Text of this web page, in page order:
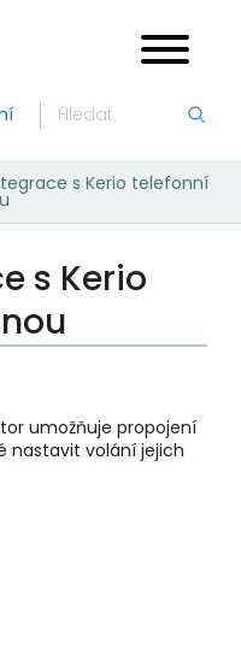
s Kerio telefonní
s Kerio
umožňuje propojení
nastavit volání jejich